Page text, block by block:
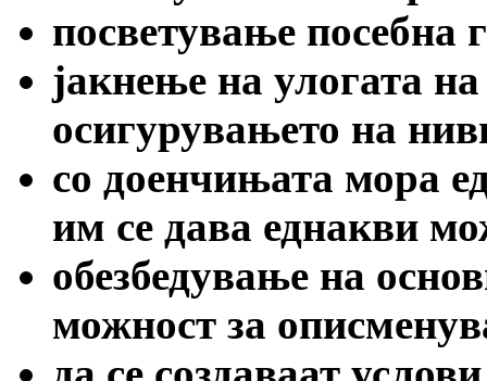
посветување посебна
јакнење на улогата
осигурувањето на
со доенчињата мора
им се дава еднакви
обезбедување на
можност за